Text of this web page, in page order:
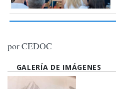
por CEDOC
GALERÍA DE IMÁGENES